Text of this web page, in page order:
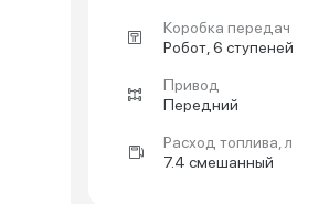
Коробка передач
Робот, 6 ступеней
Привод
Передний
Расход топлива, л
7.4 смешанный